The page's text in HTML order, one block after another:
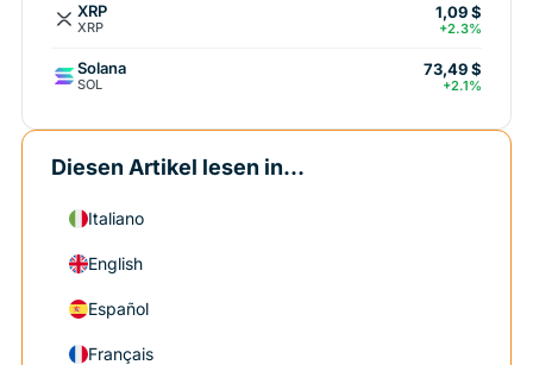
XRP
XRP
1,09 $
+2.3%
Solana
SOL
73,49 $
+2.1%
Diesen Artikel lesen in...
Italiano
English
Español
Français